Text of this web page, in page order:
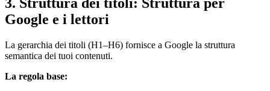
3. Struttura dei titoli: Struttura per
Google e i lettori
La gerarchia dei titoli (H1–H6) fornisce a Google la struttura
semantica dei tuoi contenuti.
La regola base: